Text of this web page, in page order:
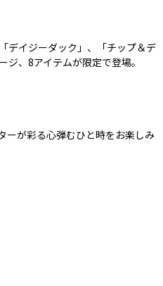
デイジーダック」、「チップ＆デ
、8アイテムが限定で登場。
ーが彩る心弾むひと時をお楽しみ